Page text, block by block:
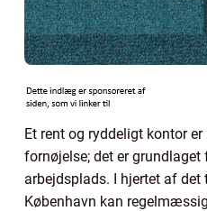
Et rent og ryddeligt kontor
fornøjelse; det er
arbejdsplads. I hjertet af det
København kan